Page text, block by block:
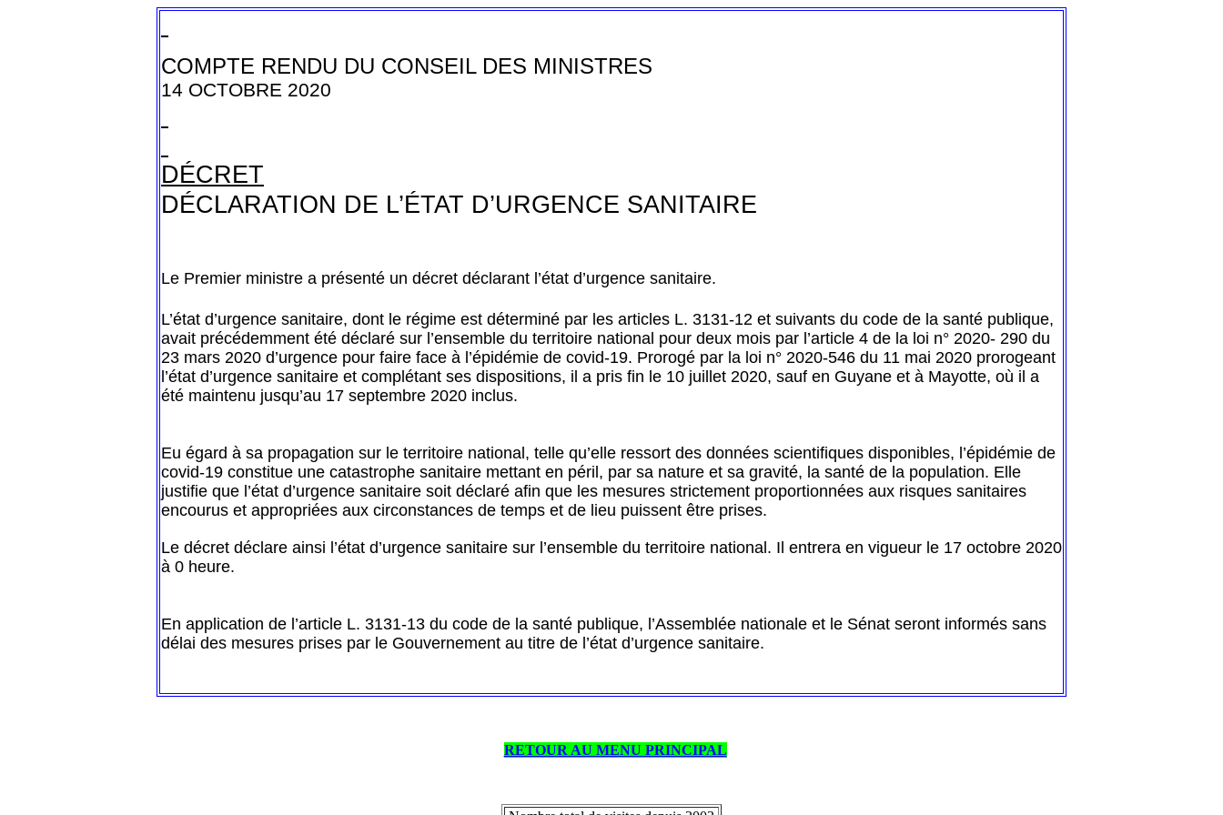
COMPTE RENDU DU CONSEIL DES MINISTRES
14 OCTOBRE 2020
DÉCRET
DÉCLARATION DE L’ÉTAT D’URGENCE SANITAIRE
Le Premier ministre a présenté un décret déclarant l’état d’urgence sanitaire.
L’état d’urgence sanitaire, dont le régime est déterminé par les articles L. 3131-12 et suivants du code de la santé publique,
avait précédemment été déclaré sur l’ensemble du territoire national pour deux mois par l’article 4 de la loi n° 2020- 290 du
23 mars 2020 d’urgence pour faire face à l’épidémie de covid-19. Prorogé par la loi n° 2020-546 du 11 mai 2020 prorogeant
l’état d’urgence sanitaire et complétant ses dispositions, il a pris fin le 10 juillet 2020, sauf en Guyane et à Mayotte, où il a
été maintenu jusqu’au 17 septembre 2020 inclus.
Eu égard à sa propagation sur le territoire national, telle qu’elle ressort des données scientifiques disponibles, l’épidémie de
covid-19 constitue une catastrophe sanitaire mettant en péril, par sa nature et sa gravité, la santé de la population. Elle
justifie que l’état d’urgence sanitaire soit déclaré afin que les mesures strictement proportionnées aux risques sanitaires
encourus et appropriées aux circonstances de temps et de lieu puissent être prises.
Le décret déclare ainsi l’état d’urgence sanitaire sur l’ensemble du territoire national. Il entrera en vigueur le 17 octobre 2020
à 0 heure.
En application de l’article L. 3131-13 du code de la santé publique, l’Assemblée nationale et le Sénat seront informés sans
délai des mesures prises par le Gouvernement au titre de l’état d’urgence sanitaire.
RETOUR AU MENU PRINCIPAL